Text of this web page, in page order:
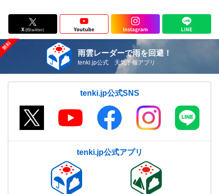
雨雲レーダーで雨を回避！
tenki.jp公式 天気予報アプリ
tenki.jp公式SNS
tenki.jp公式アプリ